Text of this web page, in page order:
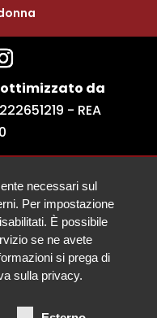
ottimizzato da
- REA
necessari sul
Per impostazione
È possibile
se ne avete
si prega di
sulla privacy.